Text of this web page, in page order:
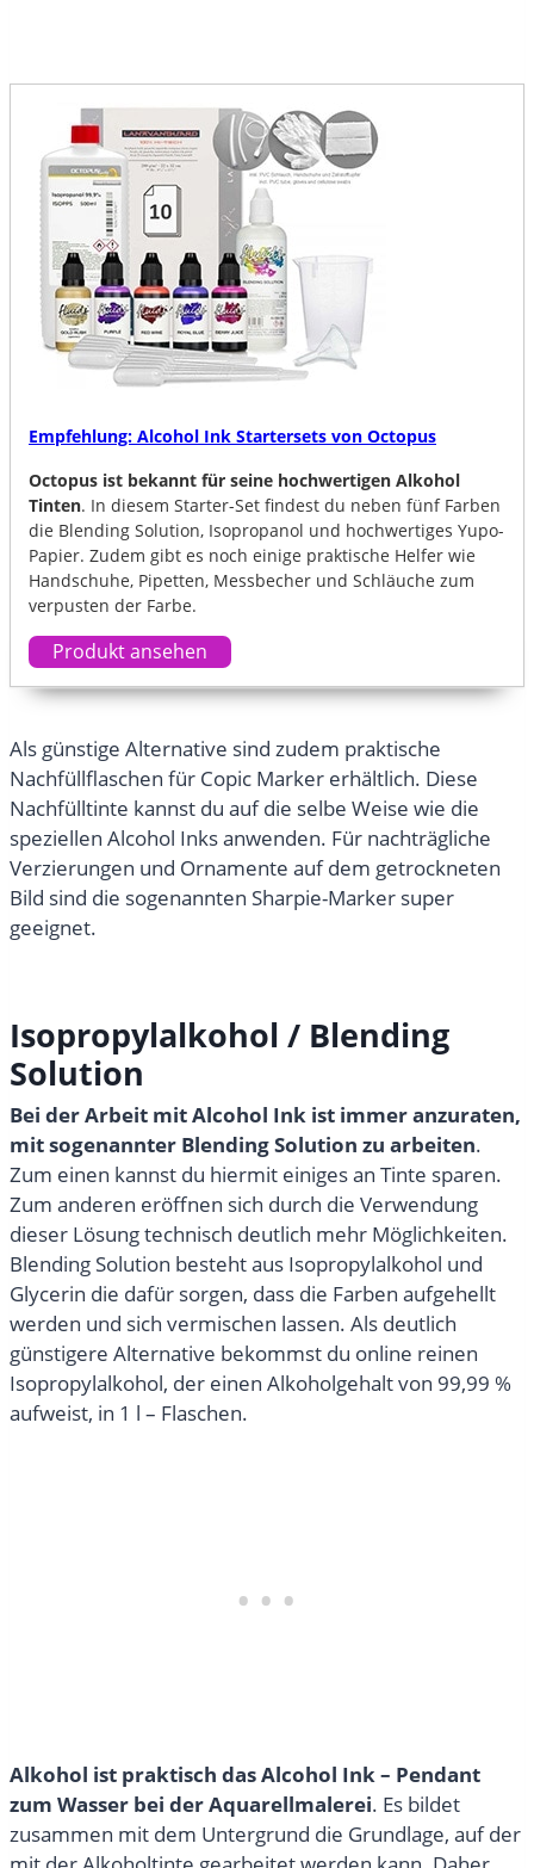
Empfehlung: Alcohol Ink Startersets von Octopus
Octopus ist bekannt für seine hochwertigen Alkohol
Tinten. In diesem Starter-Set findest du neben fünf Farben
die Blending Solution, Isopropanol und hochwertiges Yupo-
Papier. Zudem gibt es noch einige praktische Helfer wie
Handschuhe, Pipetten, Messbecher und Schläuche zum
verpusten der Farbe.
Produkt ansehen
Als günstige Alternative sind zudem praktische
Nachfüllflaschen für Copic Marker erhältlich. Diese
Nachfülltinte kannst du auf die selbe Weise wie die
speziellen Alcohol Inks anwenden. Für nachträgliche
Verzierungen und Ornamente auf dem getrockneten
Bild sind die sogenannten Sharpie-Marker super
geeignet.
Isopropylalkohol / Blending
Solution
Bei der Arbeit mit Alcohol Ink ist immer anzuraten,
mit sogenannter Blending Solution zu arbeiten.
Zum einen kannst du hiermit einiges an Tinte sparen.
Zum anderen eröffnen sich durch die Verwendung
dieser Lösung technisch deutlich mehr Möglichkeiten.
Blending Solution besteht aus Isopropylalkohol und
Glycerin die dafür sorgen, dass die Farben aufgehellt
werden und sich vermischen lassen. Als deutlich
günstigere Alternative bekommst du online reinen
Isopropylalkohol, der einen Alkoholgehalt von 99,99 %
aufweist, in 1 l – Flaschen.
Alkohol ist praktisch das Alcohol Ink – Pendant
zum Wasser bei der Aquarellmalerei. Es bildet
zusammen mit dem Untergrund die Grundlage, auf der